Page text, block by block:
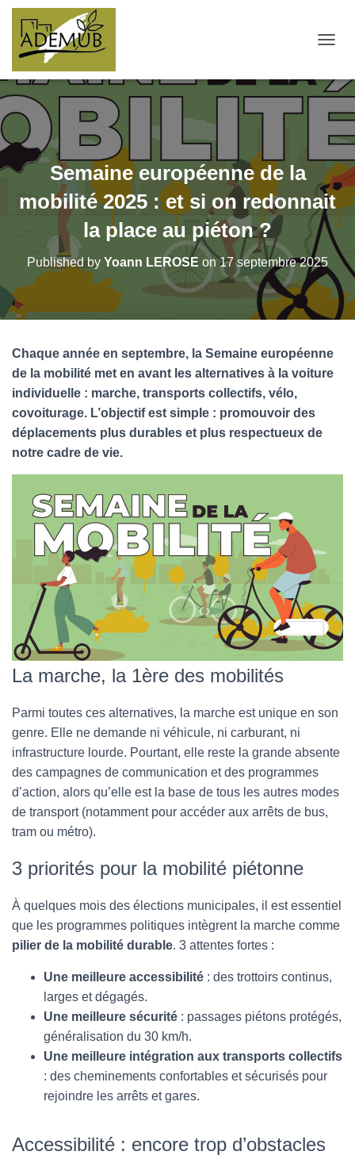
Semaine européenne de la
mobilité 2025 : et si on redonnait
la place au piéton ?
Published by Yoann LEROSE on17 septembre 2025
Chaque année en septembre, la Semaine européenne
de la mobilité met en avant les alternatives à la voiture
individuelle : marche, transports collectifs, vélo,
covoiturage. L’objectif est simple : promouvoir des
déplacements plus durables et plus respectueux de
notre cadre de vie.
La marche, la 1ère des mobilités
Parmi toutes ces alternatives, la marche est unique en son
genre. Elle ne demande ni véhicule, ni carburant, ni
infrastructure lourde. Pourtant, elle reste la grande absente
des campagnes de communication et des programmes
d’action, alors qu’elle est la base de tous les autres modes
de transport (notamment pour accéder aux arrêts de bus,
tram ou métro).
3 priorités pour la mobilité piétonne
À quelques mois des élections municipales, il est essentiel
que les programmes politiques intègrent la marche comme
pilier de la mobilité durable. 3 attentes fortes :
Une meilleure accessibilité : des trottoirs continus,
larges et dégagés.
Une meilleure sécurité : passages piétons protégés,
généralisation du 30 km/h.
Une meilleure intégration aux transports collectifs
: des cheminements confortables et sécurisés pour
rejoindre les arrêts et gares.
Accessibilité : encore trop d’obstacles